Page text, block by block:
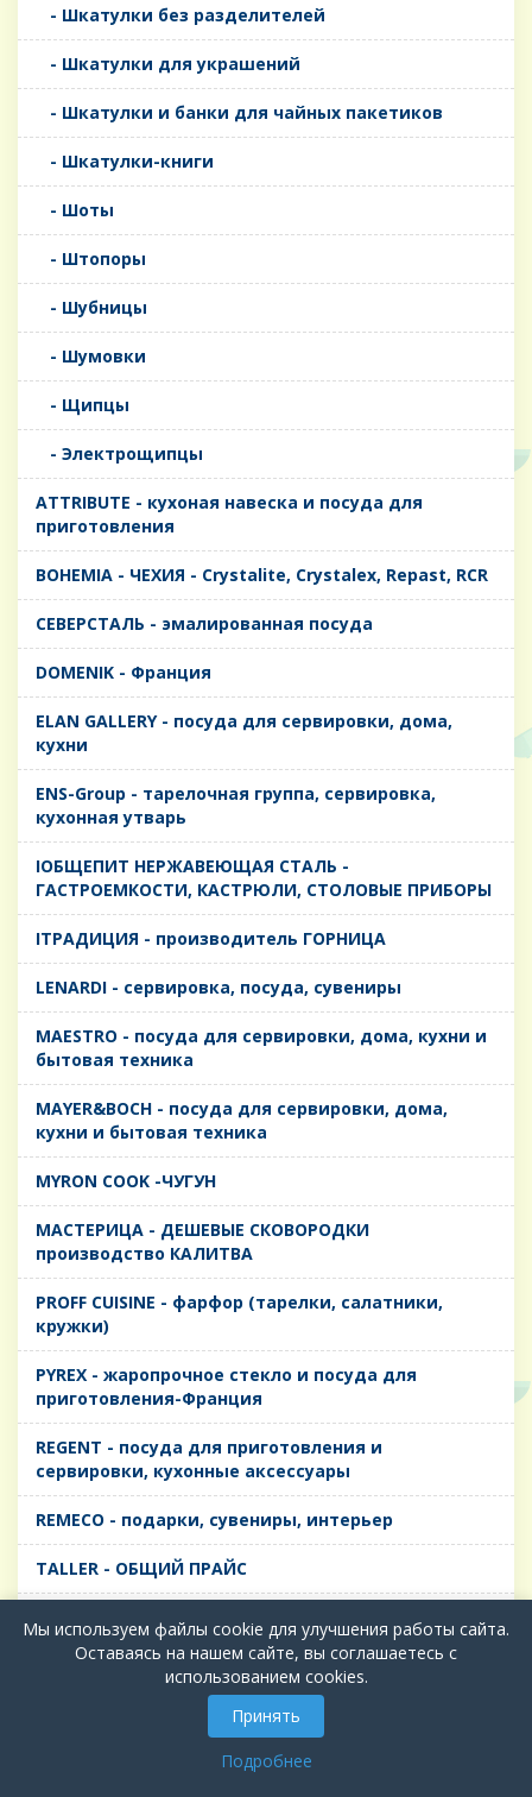
- Шкатулки без разделителей
- Шкатулки для украшений
- Шкатулки и банки для чайных пакетиков
- Шкатулки-книги
- Шоты
- Штопоры
- Шубницы
- Шумовки
- Щипцы
- Электрощипцы
ATTRIBUTE - кухоная навеска и посуда для
приготовления
BOHEMIA - ЧЕХИЯ - Crystalite, Crystalex, Repast, RCR
CЕВЕРСТАЛЬ - эмалированная посуда
DOMENIK - Франция
ELAN GALLERY - посуда для сервировки, дома,
кухни
ENS-Group - тарелочная группа, сервировка,
кухонная утварь
IОБЩЕПИТ НЕРЖАВЕЮЩАЯ СТАЛЬ -
ГАСТРОЕМКОСТИ, КАСТРЮЛИ, СТОЛОВЫЕ ПРИБОРЫ
IТРАДИЦИЯ - производитель ГОРНИЦА
LENARDI - сервировка, посуда, сувениры
MAESTRO - посуда для сервировки, дома, кухни и
бытовая техника
MAYER&BOCH - посуда для сервировки, дома,
кухни и бытовая техника
MYRON COOK -ЧУГУН
MАСТЕРИЦА - ДЕШЕВЫЕ СКОВОРОДКИ
производство КАЛИТВА
PROFF CUISINE - фарфор (тарелки, салатники,
кружки)
PYREX - жаропрочное стекло и посуда для
приготовления-Франция
REGENT - посуда для приготовления и
сервировки, кухонные аксессуары
REMECO - подарки, сувениры, интерьер
TALLER - ОБЩИЙ ПРАЙС
TIMA - посуда для приготовления и сервировки,
кухонные аксессуары
БИОСТАЛЬ - ТЕРМОСА
Мы используем файлы cookie для улучшения работы сайта.
Оставаясь на нашем сайте, вы соглашаетесь с
использованием cookies.
Принять
Подробнее